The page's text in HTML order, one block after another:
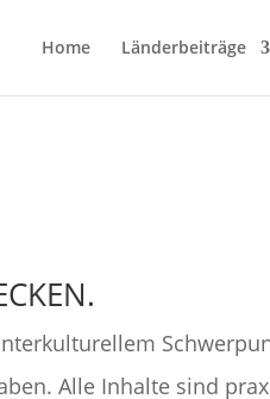
Home Länderbeiträge
Alle Inhalte sind